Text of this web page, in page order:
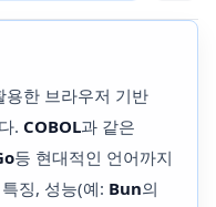
용한 브라우저 기반
. COBOL과 같은
등 현대적인 언어까지
징, 성능(예: Bun의